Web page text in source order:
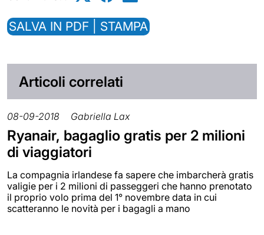
SALVA IN PDF | STAMPA
Articoli correlati
08-09-2018 Gabriella Lax
Ryanair, bagaglio gratis per 2 milioni
di viaggiatori
La compagnia irlandese fa sapere che imbarcherà gratis
valigie per i 2 milioni di passeggeri che hanno prenotato
il proprio volo prima del 1° novembre data in cui
scatteranno le novità per i bagagli a mano